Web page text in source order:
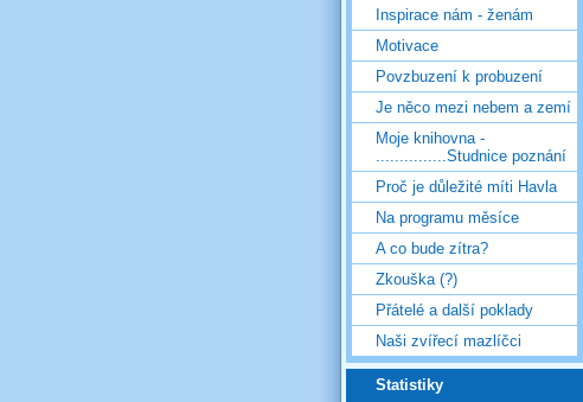
Inspirace nám - ženám
Motivace
Povzbuzení k probuzení
Je něco mezi nebem a zemí
Moje knihovna -
...............Studnice poznání
Proč je důležité míti Havla
Na programu měsíce
A co bude zítra?
Zkouška (?)
Přátelé a další poklady
Naši zvířecí mazlíčci
Statistiky